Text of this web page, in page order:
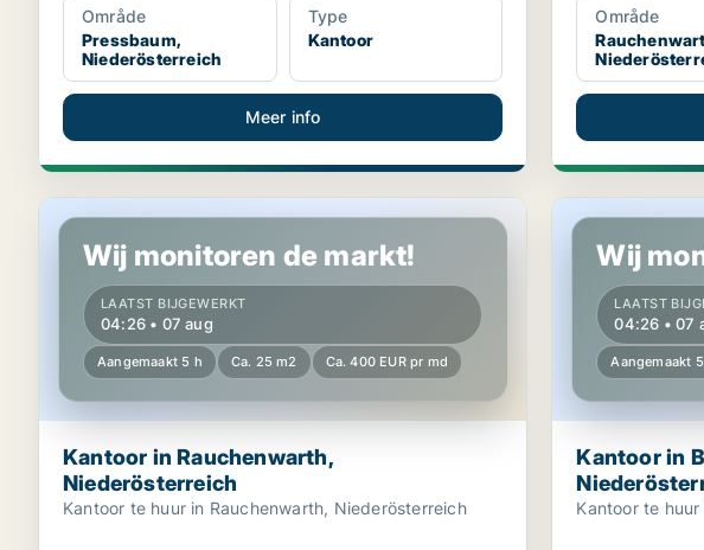
Område
Pressbaum,
Niederösterreich
Type
Kantoor
Meer info
Område
Kantoor in Rauchenwarth, Niederösterreich
Wij monitoren de markt!
LAATST BIJGEWERKT
04:26 • 07 aug
Aangemaakt 5 h Ca. 25 m2 Ca. 400 EUR pr md
Kantoor in Rauchenwarth,
Niederösterreich
Kantoor te huur in Rauchenwarth, Niederösterreich
Kantoor in
Wij
LAATST
04:26 • 07
Aangemaakt
Kantoor in
Kantoor te